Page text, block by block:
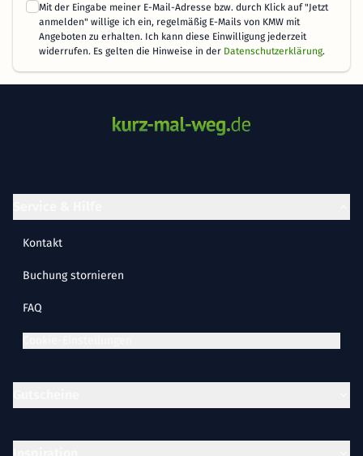
Mit der Eingabe meiner E-Mail-Adresse bzw. durch Klick auf "Jetzt
anmelden" willige ich ein, regelmäßig E-Mails von KMW mit
Angeboten zu erhalten. Ich kann diese Einwilligung jederzeit
widerrufen. Es gelten die Hinweise in der Datenschutzerklärung.
Kontakt
Buchung stornieren
FAQ